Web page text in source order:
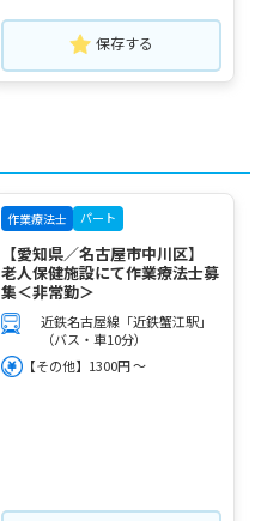
保存する
作業療法士 パート
【愛知県／名古屋市中川区】
老人保健施設にて作業療法士募
集＜非常勤＞
近鉄名古屋線「近鉄蟹江駅」
（バス・車10分）
【その他】1300円 ～